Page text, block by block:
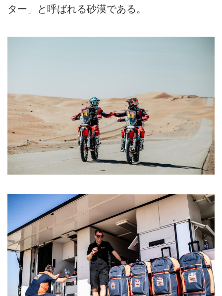
ター」と呼ばれる砂漠である。